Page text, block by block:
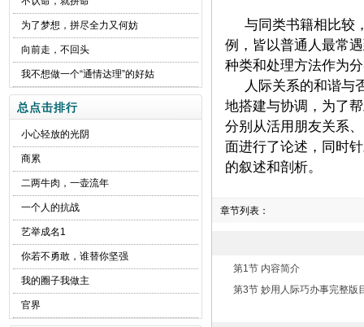
为了梦想，拼尽全力又何妨
向前走，不回头
我不想做一个“通情达理”的好姑
总点击排行
小心轻放的光阴
商累
二两牛肉，一壶流年
一个人的抗战
艺举成名1
你若不勇敢，谁替你坚强
我的圈子我做主
官界
与同类书籍相比较
例，皆以普通人最常
种类和处理方法作为
人际关系的和谐与
地搭建与协调，为了
分别从活用朋友关系
面进行了论述，同时
的叙述和剖析。
章节列表：
第1节 内容简介
第3节 妙用人际巧办事完整版